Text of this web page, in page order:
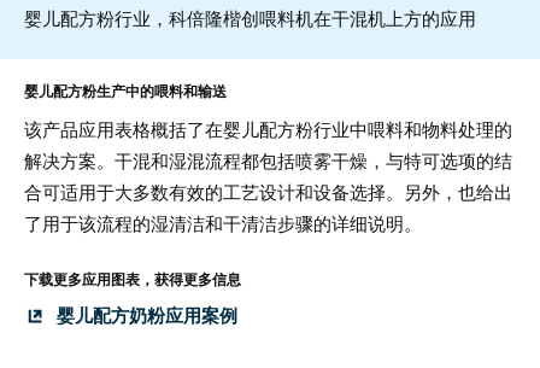
婴儿配方粉行业，科倍隆楷创喂料机在干混机上方的应用
婴儿配方粉生产中的喂料和输送
该产品应用表格概括了在婴儿配方粉行业中喂料和物料处理的
解决方案。干混和湿混流程都包括喷雾干燥，与特可选项的结
合可适用于大多数有效的工艺设计和设备选择。另外，也给出
了用于该流程的湿清洁和干清洁步骤的详细说明。
下载更多应用图表，获得更多信息
婴儿配方奶粉应用案例